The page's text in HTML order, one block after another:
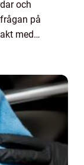
och
på
med